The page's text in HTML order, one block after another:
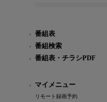
番組表
番組検索
番組表・チラシPDF
マイメニュー
リモート録画予約